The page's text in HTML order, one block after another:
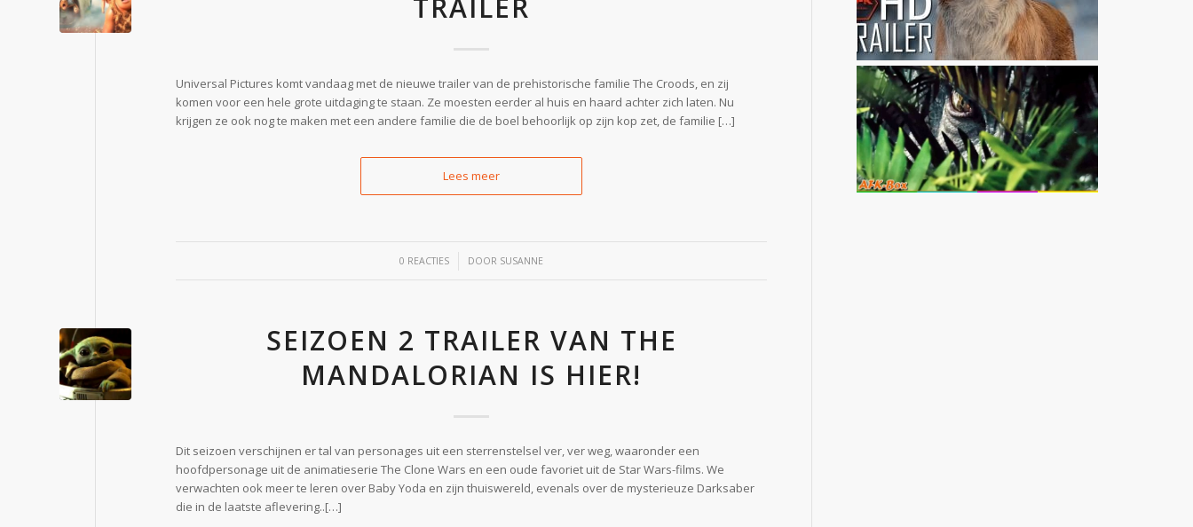
TRAILER
Universal Pictures komt vandaag met de nieuwe trailer van de prehistorische familie The Croods, en zij
komen voor een hele grote uitdaging te staan. Ze moesten eerder al huis en haard achter zich laten. Nu
krijgen ze ook nog te maken met een andere familie die de boel behoorlijk op zijn kop zet, de familie […]
Lees meer
0 REACTIES
/ DOOR SUSANNE
SEIZOEN 2 TRAILER VAN THE
MANDALORIAN IS HIER!
Dit seizoen verschijnen er tal van personages uit een sterrenstelsel ver, ver weg, waaronder een
hoofdpersonage uit de animatieserie The Clone Wars en een oude favoriet uit de Star Wars-films. We
verwachten ook meer te leren over Baby Yoda en zijn thuiswereld, evenals over de mysterieuze Darksaber
die in de laatste aflevering..[…]